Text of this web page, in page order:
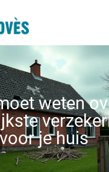
weten
voor je huis